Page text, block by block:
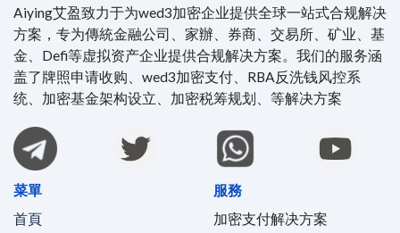
Aiying艾盈致力于为wed3加密企业提供全球一站式合规解决
方案，专为傳統金融公司、家辦、券商、交易所、矿业、基
金、Defi等虚拟资产企业提供合规解决方案。我们的服务涵
盖了牌照申请收购、wed3加密支付、RBA反洗钱风控系
统、加密基金架构设立、加密税筹规划、等解决方案
菜單
首頁
服務
加密支付解决方案